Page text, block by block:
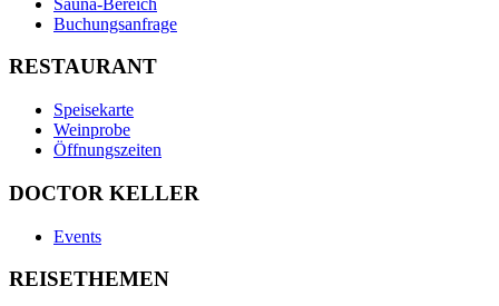
Buchungsanfrage
RESTAURANT
Speisekarte
Weinprobe
Öffnungszeiten
DOCTOR KELLER
Events
REISETHEMEN